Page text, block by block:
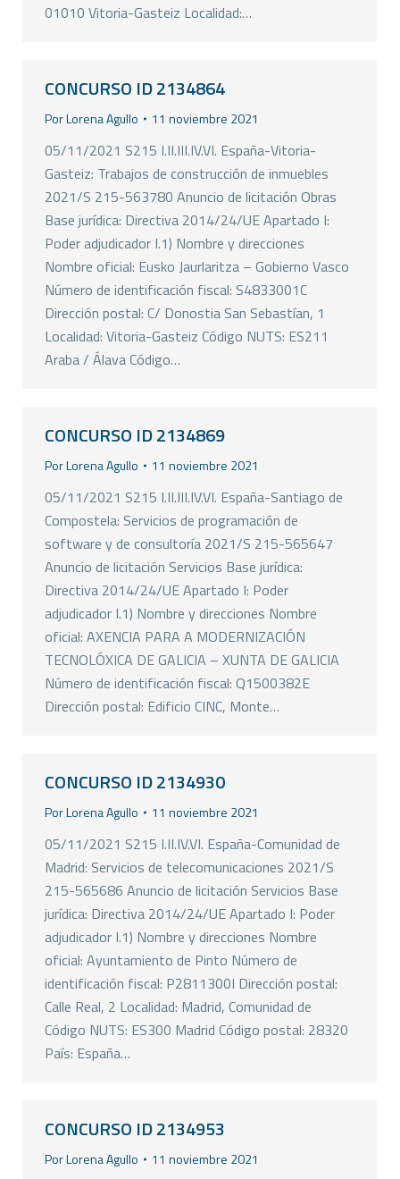
01010 Vitoria-Gasteiz Localidad:…
CONCURSO ID 2134864
PorLorena Agullo 11 noviembre 2021
05/11/2021 S215 I.II.III.IV.VI. España-Vitoria-
Gasteiz: Trabajos de construcción de inmuebles
2021/S 215-563780 Anuncio de licitación Obras
Base jurídica: Directiva 2014/24/UE Apartado I:
Poder adjudicador I.1) Nombre y direcciones
Nombre oficial: Eusko Jaurlaritza – Gobierno Vasco
Número de identificación fiscal: S4833001C
Dirección postal: C/ Donostia San Sebastían, 1
Localidad: Vitoria-Gasteiz Código NUTS: ES211
Araba / Álava Código…
CONCURSO ID 2134869
PorLorena Agullo 11 noviembre 2021
05/11/2021 S215 I.II.III.IV.VI. España-Santiago de
Compostela: Servicios de programación de
software y de consultoría 2021/S 215-565647
Anuncio de licitación Servicios Base jurídica:
Directiva 2014/24/UE Apartado I: Poder
adjudicador I.1) Nombre y direcciones Nombre
oficial: AXENCIA PARA A MODERNIZACIÓN
TECNOLÓXICA DE GALICIA – XUNTA DE GALICIA
Número de identificación fiscal: Q1500382E
Dirección postal: Edificio CINC, Monte…
CONCURSO ID 2134930
PorLorena Agullo 11 noviembre 2021
05/11/2021 S215 I.II.IV.VI. España-Comunidad de
Madrid: Servicios de telecomunicaciones 2021/S
215-565686 Anuncio de licitación Servicios Base
jurídica: Directiva 2014/24/UE Apartado I: Poder
adjudicador I.1) Nombre y direcciones Nombre
oficial: Ayuntamiento de Pinto Número de
identificación fiscal: P2811300I Dirección postal:
Calle Real, 2 Localidad: Madrid, Comunidad de
Código NUTS: ES300 Madrid Código postal: 28320
País: España…
CONCURSO ID 2134953
PorLorena Agullo 11 noviembre 2021